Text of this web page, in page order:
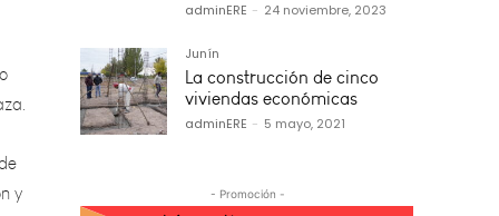
y
adminERE - 24 noviembre, 2023
Junín
La construcción de cinco
viviendas económicas
adminERE - 5 mayo, 2021
- Promoción -